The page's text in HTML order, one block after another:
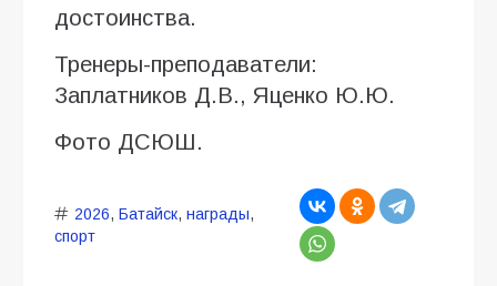
достоинства.
Тренеры-преподаватели:
Заплатников Д.В., Яценко Ю.Ю.
Фото ДСЮШ.
2026, Батайск, награды,
спорт